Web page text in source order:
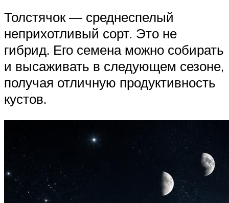
Толстячок — среднеспелый
неприхотливый сорт. Это не
гибрид. Его семена можно собирать
и высаживать в следующем сезоне,
получая отличную продуктивность
кустов.